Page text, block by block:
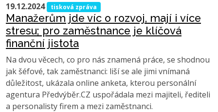
19.12.2024 tisková zpráva
Manažerům jde víc o rozvoj, mají i více
stresu; pro zaměstnance je klíčová
finanční jistota
Na dvou věcech, co pro nás znamená práce, se shodnou
jak šéfové, tak zaměstnanci: liší se ale jimi vnímaná
důležitost, ukázala online anketa, kterou personální
agentura Předvýběr.CZ uspořádala mezi majiteli, řediteli
a personalisty firem a mezi zaměstnanci.